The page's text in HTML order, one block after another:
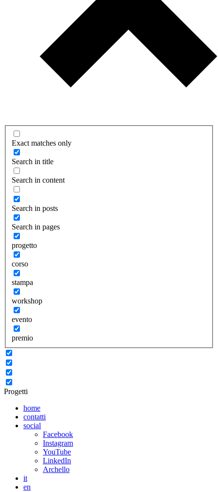
Exact matches only
Search in title
Search in content
Search in posts
Search in pages
progetto
corso
stampa
workshop
evento
premio
Progetti
home
contatti
social
Facebook
Instagram
YouTube
LinkedIn
Archello
it
en